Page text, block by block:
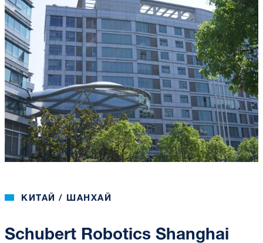
КИТАЙ / ШАНХАЙ
Schubert Robotics Shanghai